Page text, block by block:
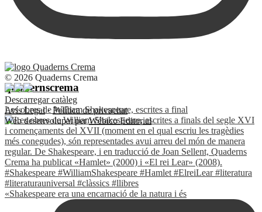
quadernscrema
Les obres de William Shakespeare, escrites a final
«Shakespeare era una encarnació de la natura i és
© 2026 Quaderns Crema
Descarregar catàleg
Avís Legal·Política de privacitat
Web desenvolupat perWébico Editorial